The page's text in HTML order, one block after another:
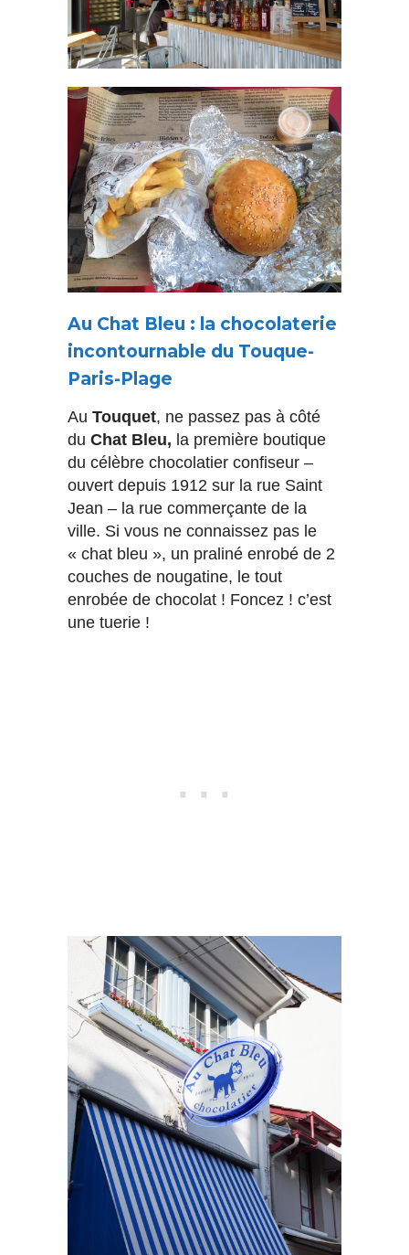
Au Chat Bleu : la chocolaterie
incontournable du Touque-
Paris-Plage
Au Touquet, ne passez pas à côté
du Chat Bleu, la première boutique
du célèbre chocolatier confiseur –
ouvert depuis 1912 sur la rue Saint
Jean – la rue commerçante de la
ville. Si vous ne connaissez pas le
« chat bleu », un praliné enrobé de 2
couches de nougatine, le tout
enrobée de chocolat ! Foncez ! c’est
une tuerie !